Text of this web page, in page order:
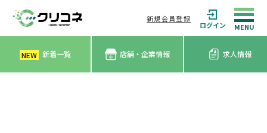
新規会員登録
ログイン
NEW 新着一覧 店舗・企業情報 求人情報